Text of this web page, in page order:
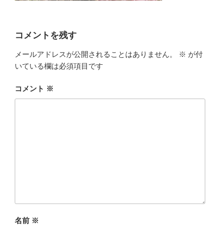
コメントを残す
メールアドレスが公開されることはありません。 ※ が付
いている欄は必須項目です
コメント ※
名前 ※